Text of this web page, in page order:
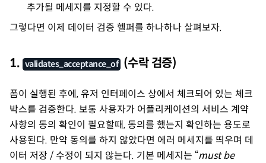
추가될 메세지를 지정할 수 있다.
그렇다면 이제 데이터 검증 헬퍼를 하나하나 살펴보자.
1. validates_acceptance_of (수락 검증)
폼이 실행된 후에, 유저 인터페이스 상에서 체크되어 있는 체크
박스를 검증한다. 보통 사용자가 어플리케이션의 서비스 계약
사항의 동의 확인이 필요할때, 동의를 했는지 확인하는 용도로
사용된다. 만약 동의를 하지 않았다면 에러 메세지를 띄우며 데
이터 저장 / 수정이 되지 않는다. 기본 메세지는 “must be